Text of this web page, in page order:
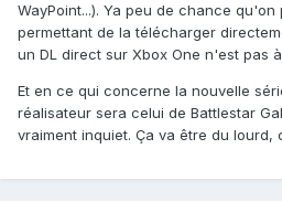
WayPoint...). Ya peu de chance
permettant de la télécharger
un DL direct sur Xbox One n'est pas
Et en ce qui concerne la nouvelle
réalisateur sera celui de Battlestar
vraiment inquiet. Ça va être du lourd,